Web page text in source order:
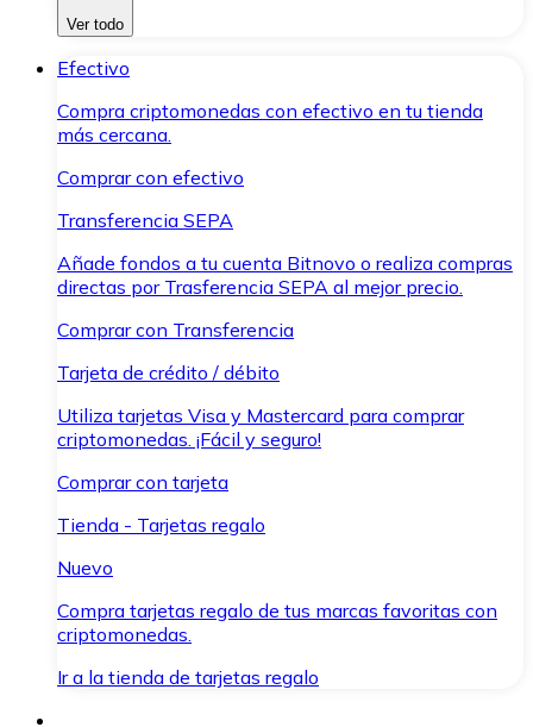
Ver todo
Efectivo
Compra criptomonedas con efectivo en tu tienda
más cercana.
Comprar con efectivo
Transferencia SEPA
Añade fondos a tu cuenta Bitnovo o realiza compras
directas por Trasferencia SEPA al mejor precio.
Comprar con Transferencia
Tarjeta de crédito / débito
Utiliza tarjetas Visa y Mastercard para comprar
criptomonedas. ¡Fácil y seguro!
Comprar con tarjeta
Tienda - Tarjetas regalo
Nuevo
Compra tarjetas regalo de tus marcas favoritas con
criptomonedas.
Ir a la tienda de tarjetas regalo